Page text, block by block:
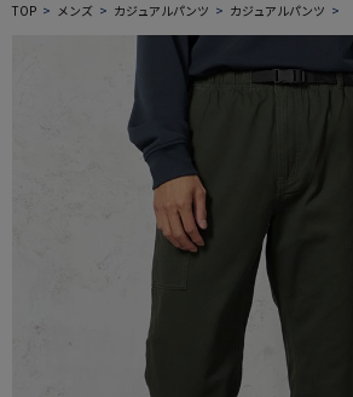
TOP メンズ カジュアルパンツ カジュアルパンツ